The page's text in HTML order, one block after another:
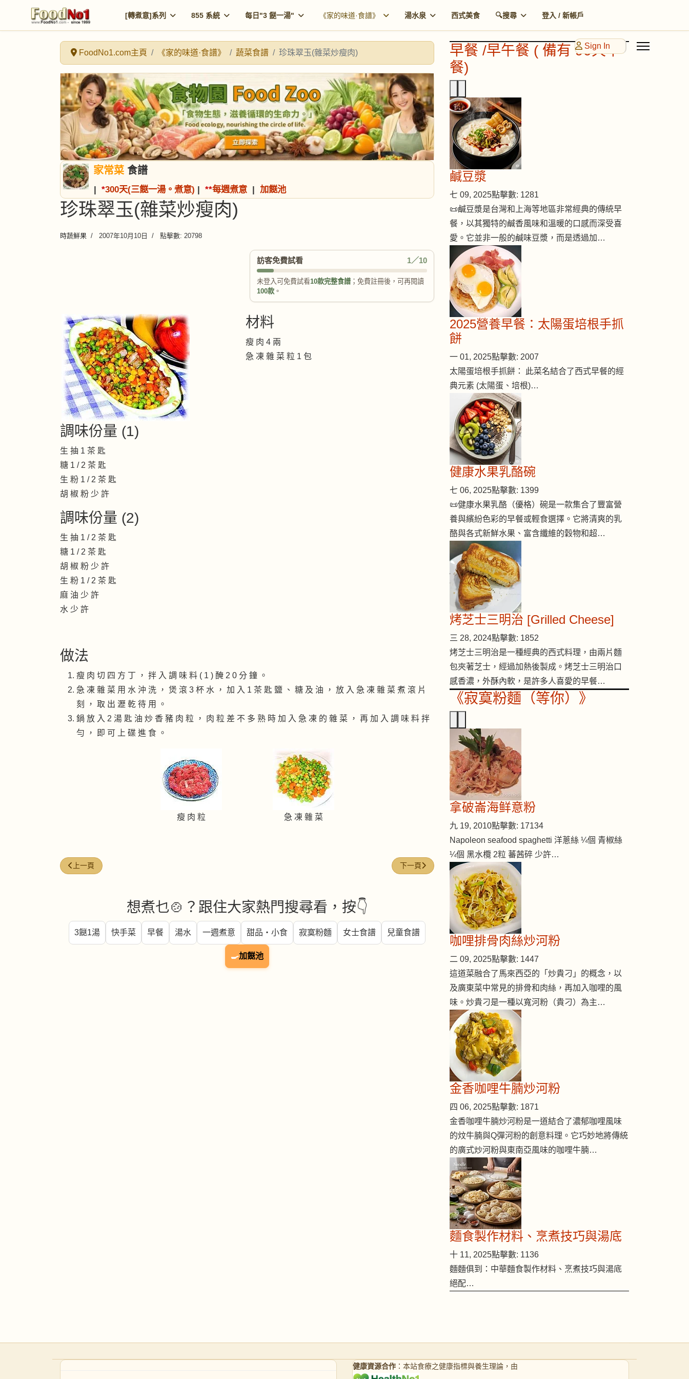
[轉煮意]系列 855 系統 每日"3 餸一湯" 《家的味道·食譜》 湯水泉 西式美食 🔍搜尋 登入 / 新帳戶
Sign In
FoodNo1.com主頁 《家的味道·食譜》 蔬菜食譜 珍珠翠玉(雜菜炒瘦肉)
家常菜 食譜
| *300天(三餸一湯。煮意) | **每週煮意 | 加餸池
珍珠翠玉(雜菜炒瘦肉)
時蔬鮮果 2007年10月10日 點擊數: 20798
訪客免費試看 1／10
未登入可免費試看10款完整食譜 ；免費註冊後，可再閱讀
100款 。
材料
瘦 肉 4 兩
急 凍 雜 菜 粒 1 包
調味份量 (1)
生 抽 1 茶 匙
糖 1 / 2 茶 匙
生 粉 1 / 2 茶 匙
胡 椒 粉 少 許
調味份量 (2)
生 抽 1 / 2 茶 匙
糖 1 / 2 茶 匙
胡 椒 粉 少 許
生 粉 1 / 2 茶 匙
麻 油 少 許
水 少 許
做法
瘦 肉 切 四 方 丁 ， 拌 入 調 味 料 ( 1 ) 醃 2 0 分 鐘 。
急 凍 雜 菜 用 水 沖 洗 ， 煲 滾 3 杯 水 ， 加 入 1 茶 匙 鹽 、 糖 及 油 ， 放 入 急 凍 雜 菜 煮 滾 片
刻 ， 取 出 瀝 乾 待 用 。
鍋 放 入 2 湯 匙 油 炒 香 豬 肉 粒 ， 肉 粒 差 不 多 熟 時 加 入 急 凍 的 雜 菜 ， 再 加 入 調 味 料 拌
勻 ， 即 可 上 碟 進 食 。
瘦 肉 粒 急 凍 雜 菜
上一篇文章: 銀芽蝦干炒三絲
上一頁 下一篇文章: 蜜豆炒牛肉
下一頁
想煮乜🍲？跟住大家熱門搜尋看，按👇
3餸1湯 快手菜 早餐 湯水 一週煮意 甜品・小食 寂寞粉麵 女士食譜 兒童食譜
🍳加餸池
早餐 /早午餐 ( 備有 90天早
餐)
鹹豆漿
七 09, 2025點擊數: 1281
📜鹹豆漿是台灣和上海等地區非常經典的傳統早
餐，以其獨特的鹹香風味和溫暖的口感而深受喜
愛。它並非一般的鹹味豆漿，而是透過加…
2025營養早餐：太陽蛋培根手抓
餅
一 01, 2025點擊數: 2007
太陽蛋培根手抓餅： 此菜名結合了西式早餐的經
典元素 (太陽蛋、培根)…
健康水果乳酪碗
七 06, 2025點擊數: 1399
📜健康水果乳酪（優格）碗是一款集合了豐富營
養與繽紛色彩的早餐或輕食選擇。它將清爽的乳
酪與各式新鮮水果、富含纖維的穀物和超…
烤芝士三明治 [Grilled Cheese]
三 28, 2024點擊數: 1852
烤芝士三明治是一種經典的西式料理，由兩片麵
包夾著芝士，經過加熱後製成。烤芝士三明治口
感香濃，外酥內軟，是許多人喜愛的早餐…
《寂寞粉麵（等你）》
拿破崙海鲜意粉
九 19, 2010點擊數: 17134
Napoleon seafood spaghetti 洋蔥絲 ¼個 青椒絲
¼個 黑水欖 2粒 蕃茜碎 少許…
咖哩排骨肉絲炒河粉
二 09, 2025點擊數: 1447
這道菜融合了馬來西亞的「炒貴刁」的概念，以
及廣東菜中常見的排骨和肉絲，再加入咖哩的風
味。炒貴刁是一種以寬河粉（貴刁）為主…
金香咖哩牛腩炒河粉
四 06, 2025點擊數: 1871
金香咖哩牛腩炒河粉是一道結合了濃郁咖哩風味
的炆牛腩與Q彈河粉的創意料理。它巧妙地將傳統
的廣式炒河粉與東南亞風味的咖哩牛腩…
麵食製作材料、烹煮技巧與湯底
十 11, 2025點擊數: 1136
麵麵俱到：中華麵食製作材料、烹煮技巧與湯底
絕配…
健康資源合作 ：本站食療之健康指標與養生理論，由